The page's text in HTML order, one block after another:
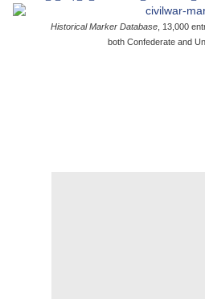
Historical Marker Database , 13,000
both Confederate and